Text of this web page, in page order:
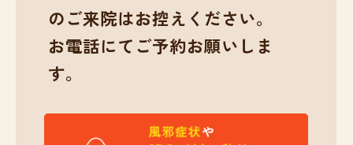
のご来院はお控えください。
お電話にてご予約お願いしま
す。